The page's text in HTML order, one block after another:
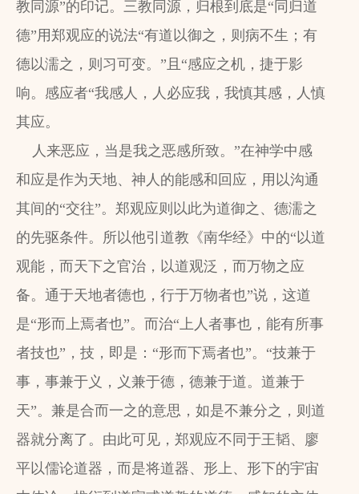
教同源”的印记。三教同源，归根到底是“同归道
德”用郑观应的说法“有道以御之，则病不生；有
德以濡之，则习可变。”且“感应之机，捷于影
响。感应者“我感人，人必应我，我慎其感，人慎
其应。
人来恶应，当是我之恶感所致。”在神学中感
和应是作为天地、神人的能感和回应，用以沟通
其间的“交往”。郑观应则以此为道御之、德濡之
的先驱条件。所以他引道教《南华经》中的“以道
观能，而天下之官治，以道观泛，而万物之应
备。通于天地者德也，行于万物者也”说，这道
是“形而上焉者也”。而治“上人者事也，能有所事
者技也”，技，即是：“形而下焉者也”。“技兼于
事，事兼于义，义兼于德，德兼于道。道兼于
天”。兼是合而一之的意思，如是不兼分之，则道
器就分离了。由此可见，郑观应不同于王韬、廖
平以儒论道器，而是将道器、形上、形下的宇宙